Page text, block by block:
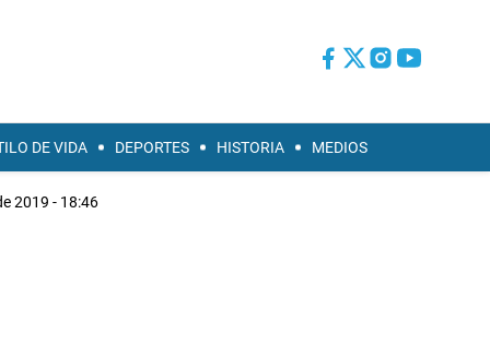
DE VIDA DEPORTES HISTORIA MEDIOS
2019 - 18:46